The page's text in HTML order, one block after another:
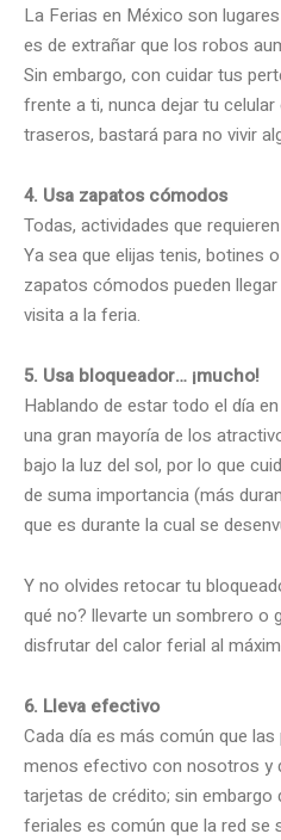
La Ferias en México son
es de extrañar que los robos
Sin embargo, con cuidar tus
frente a ti, nunca dejar tu
traseros, bastará para no vivir
4. Usa zapatos cómodos
Todas, actividades que
Ya sea que elijas tenis, botines
zapatos cómodos pueden
visita a la feria.
5. Usa bloqueador… ¡mucho!
Hablando de estar todo el día
una gran mayoría de los
bajo la luz del sol, por lo que
de suma importancia (más
que es durante la cual se
Y no olvides retocar tu
qué no? llevarte un sombrero o
disfrutar del calor ferial al
6. Lleva efectivo
Cada día es más común que
menos efectivo con nosotros y
tarjetas de crédito; sin
feriales es común que la red se